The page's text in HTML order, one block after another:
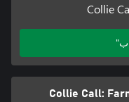
Collie
Collie Call: